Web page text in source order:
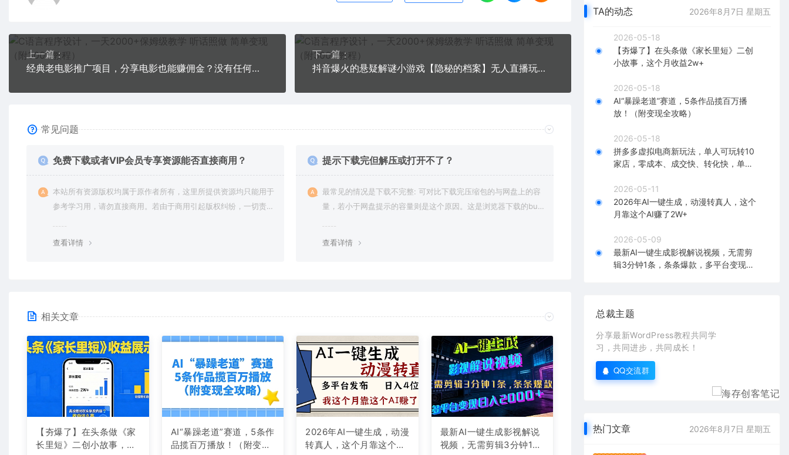
上一篇：
经典老电影推广项目，分享电影也能赚佣金？没有任何门槛，可批量操作！
下一篇：
抖音爆火的悬疑解谜小游戏【隐秘的档案】无人直播玩法【教程+游戏+工具】
常见问题
免费下载或者VIP会员专享资源能否直接商用？
本站所有资源版权均属于原作者所有，这里所提供资源均只能用于
参考学习用，请勿直接商用。若由于商用引起版权纠纷，一切责任
查看详情
提示下载完但解压或打开不了？
最常见的情况是下载不完整: 可对比下载完压缩包的与网盘上的容
量，若小于网盘提示的容量则是这个原因。这是浏览器下载的bu
查看详情
相关文章
【夯爆了】在头条做《家
长里短》二创小故事，这
AI“暴躁老道”赛道，5条作
品揽百万播放！（附变现
2026年AI一键生成，动漫
转真人，这个月靠这个AI
最新AI一键生成影视解说
视频，无需剪辑3分钟1
TA的动态 2026年8月7日 星期五
2026-05-18
【夯爆了】在头条做《家长里短》二创
小故事，这个月收益2w+
2026-05-18
AI“暴躁老道”赛道，5条作品揽百万播
放！（附变现全攻略）
2026-05-18
拼多多虚拟电商新玩法，单人可玩转10
家店，零成本、成交快、转化快，单店
2026-05-11
2026年AI一键生成，动漫转真人，这个
月靠这个AI赚了2W+
2026-05-09
最新AI一键生成影视解说视频，无需剪
辑3分钟1条，条条爆款，多平台变现日
总裁主题
分享最新WordPress教程共同学
习，共同进步，共同成长！
QQ交流群
热门文章 2026年8月7日 星期五